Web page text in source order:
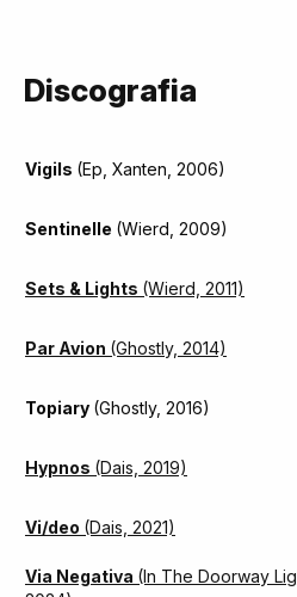
Discografia
Vigils (Ep, Xanten, 2006)
Sentinelle (Wierd, 2009)
Sets & Lights (Wierd, 2011)
Par Avion (Ghostly, 2014)
Topiary (Ghostly, 2016)
Hypnos (Dais, 2019)
Vi/deo (Dais, 2021)
Via Negativa (In The Doorway